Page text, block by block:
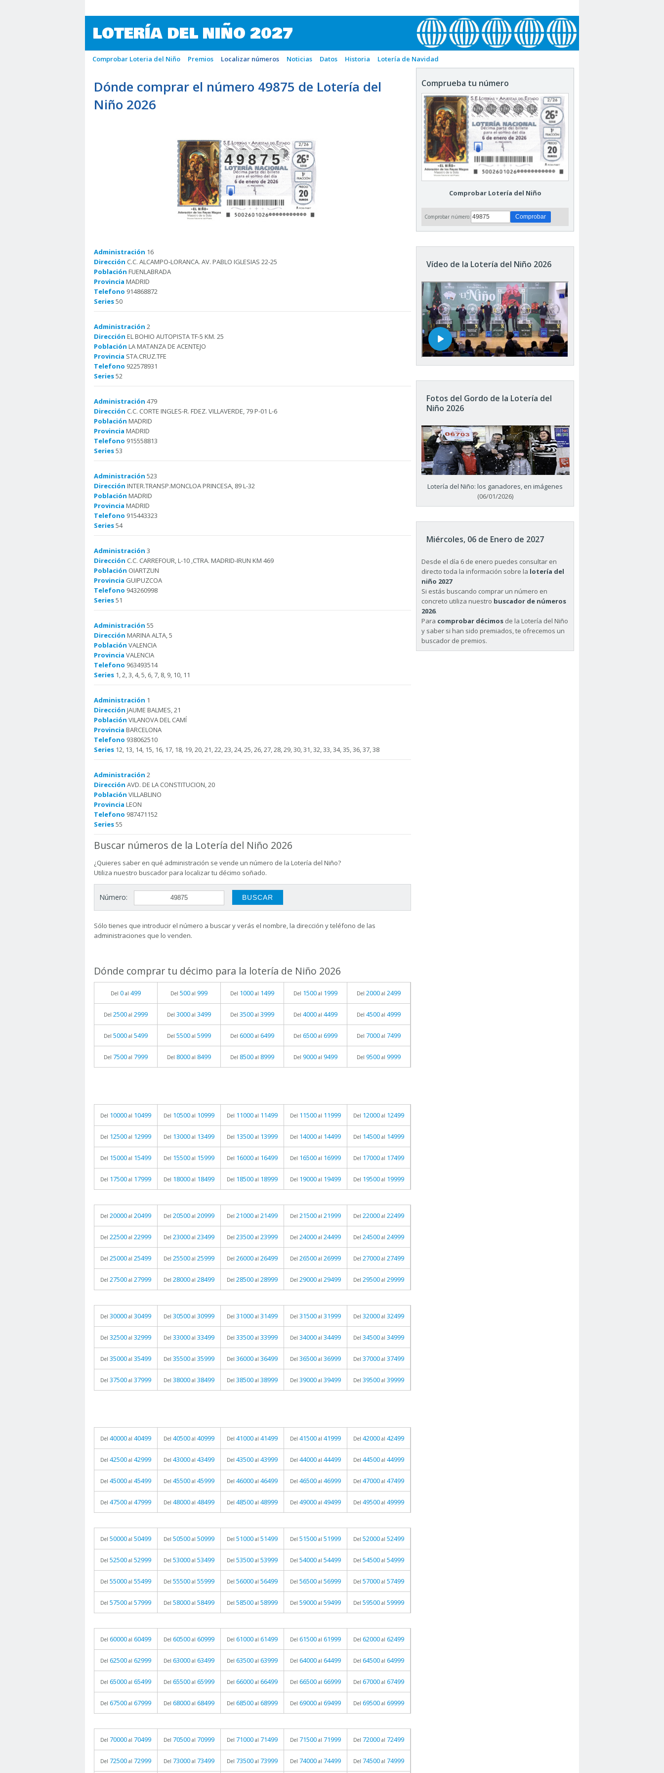
LOTERÍA DEL NIÑO 2027
Comprobar Loteria del Niño Premios Localizar números Noticias Datos Historia Lotería de Navidad
Dónde comprar el número 49875 de Lotería del
Niño 2026
49875
Administración 16
Dirección C.C. ALCAMPO-LORANCA. AV. PABLO IGLESIAS 22-25
Población FUENLABRADA
Provincia MADRID
Telefono 914868872
Series50
Administración 2
Dirección EL BOHIO AUTOPISTA TF-5 KM. 25
Población LA MATANZA DE ACENTEJO
Provincia STA.CRUZ.TFE
Telefono 922578931
Series52
Administración 479
Dirección C.C. CORTE INGLES-R. FDEZ. VILLAVERDE, 79 P-01 L-6
Población MADRID
Provincia MADRID
Telefono 915558813
Series53
Administración 523
Dirección INTER.TRANSP.MONCLOA PRINCESA, 89 L-32
Población MADRID
Provincia MADRID
Telefono 915443323
Series54
Administración 3
Dirección C.C. CARREFOUR, L-10 ,CTRA. MADRID-IRUN KM 469
Población OIARTZUN
Provincia GUIPUZCOA
Telefono 943260998
Series51
Administración 55
Dirección MARINA ALTA, 5
Población VALENCIA
Provincia VALENCIA
Telefono 963493514
Series 1, 2, 3, 4, 5, 6, 7, 8, 9, 10, 11
Administración 1
Dirección JAUME BALMES, 21
Población VILANOVA DEL CAMÍ
Provincia BARCELONA
Telefono 938062510
Series 12, 13, 14, 15, 16, 17, 18, 19, 20, 21, 22, 23, 24, 25, 26, 27, 28, 29, 30, 31, 32, 33, 34, 35, 36, 37, 38
Administración 2
Dirección AVD. DE LA CONSTITUCION, 20
Población VILLABLINO
Provincia LEON
Telefono 987471152
Series55
Buscar números de la Lotería del Niño 2026
¿Quieres saber en qué administración se vende un número de la Lotería del Niño?
Utiliza nuestro buscador para localizar tu décimo soñado.
Número:
Sólo tienes que introducir el número a buscar y verás el nombre, la dirección y teléfono de las
administraciones que lo venden.
Dónde comprar tu décimo para la lotería de Niño 2026
Del 0 al 499 Del 500 al 999 Del 1000 al 1499 Del 1500 al 1999 Del 2000 al 2499
Del 2500 al 2999 Del 3000 al 3499 Del 3500 al 3999 Del 4000 al 4499 Del 4500 al 4999
Del 5000 al 5499 Del 5500 al 5999 Del 6000 al 6499 Del 6500 al 6999 Del 7000 al 7499
Del 7500 al 7999 Del 8000 al 8499 Del 8500 al 8999 Del 9000 al 9499 Del 9500 al 9999
Del 10000 al 10499 Del 10500 al 10999 Del 11000 al 11499 Del 11500 al 11999 Del 12000 al 12499
Del 12500 al 12999 Del 13000 al 13499 Del 13500 al 13999 Del 14000 al 14499 Del 14500 al 14999
Del 15000 al 15499 Del 15500 al 15999 Del 16000 al 16499 Del 16500 al 16999 Del 17000 al 17499
Del 17500 al 17999 Del 18000 al 18499 Del 18500 al 18999 Del 19000 al 19499 Del 19500 al 19999
Del 20000 al 20499 Del 20500 al 20999 Del 21000 al 21499 Del 21500 al 21999 Del 22000 al 22499
Del 22500 al 22999 Del 23000 al 23499 Del 23500 al 23999 Del 24000 al 24499 Del 24500 al 24999
Del 25000 al 25499 Del 25500 al 25999 Del 26000 al 26499 Del 26500 al 26999 Del 27000 al 27499
Del 27500 al 27999 Del 28000 al 28499 Del 28500 al 28999 Del 29000 al 29499 Del 29500 al 29999
Del 30000 al 30499 Del 30500 al 30999 Del 31000 al 31499 Del 31500 al 31999 Del 32000 al 32499
Del 32500 al 32999 Del 33000 al 33499 Del 33500 al 33999 Del 34000 al 34499 Del 34500 al 34999
Del 35000 al 35499 Del 35500 al 35999 Del 36000 al 36499 Del 36500 al 36999 Del 37000 al 37499
Del 37500 al 37999 Del 38000 al 38499 Del 38500 al 38999 Del 39000 al 39499 Del 39500 al 39999
Del 40000 al 40499 Del 40500 al 40999 Del 41000 al 41499 Del 41500 al 41999 Del 42000 al 42499
Del 42500 al 42999 Del 43000 al 43499 Del 43500 al 43999 Del 44000 al 44499 Del 44500 al 44999
Del 45000 al 45499 Del 45500 al 45999 Del 46000 al 46499 Del 46500 al 46999 Del 47000 al 47499
Del 47500 al 47999 Del 48000 al 48499 Del 48500 al 48999 Del 49000 al 49499 Del 49500 al 49999
Del 50000 al 50499 Del 50500 al 50999 Del 51000 al 51499 Del 51500 al 51999 Del 52000 al 52499
Del 52500 al 52999 Del 53000 al 53499 Del 53500 al 53999 Del 54000 al 54499 Del 54500 al 54999
Del 55000 al 55499 Del 55500 al 55999 Del 56000 al 56499 Del 56500 al 56999 Del 57000 al 57499
Del 57500 al 57999 Del 58000 al 58499 Del 58500 al 58999 Del 59000 al 59499 Del 59500 al 59999
Del 60000 al 60499 Del 60500 al 60999 Del 61000 al 61499 Del 61500 al 61999 Del 62000 al 62499
Del 62500 al 62999 Del 63000 al 63499 Del 63500 al 63999 Del 64000 al 64499 Del 64500 al 64999
Del 65000 al 65499 Del 65500 al 65999 Del 66000 al 66499 Del 66500 al 66999 Del 67000 al 67499
Del 67500 al 67999 Del 68000 al 68499 Del 68500 al 68999 Del 69000 al 69499 Del 69500 al 69999
Del 70000 al 70499 Del 70500 al 70999 Del 71000 al 71499 Del 71500 al 71999 Del 72000 al 72499
Del 72500 al 72999 Del 73000 al 73499 Del 73500 al 73999 Del 74000 al 74499 Del 74500 al 74999
Comprueba tu número
Comprobar Lotería del Niño
Comprobar número:
Vídeo de la Lotería del Niño 2026
Fotos del Gordo de la Lotería del
Niño 2026
Lotería del Niño: los ganadores, en imágenes
(06/01/2026)
Miércoles, 06 de Enero de 2027
Desde el día 6 de enero puedes consultar en
directo toda la información sobre la lotería del
niño 2027
Si estás buscando comprar un número en
concreto utiliza nuestro buscador de números
2026.
Para comprobar décimos de la Lotería del Niño
y saber si han sido premiados, te ofrecemos un
buscador de premios.